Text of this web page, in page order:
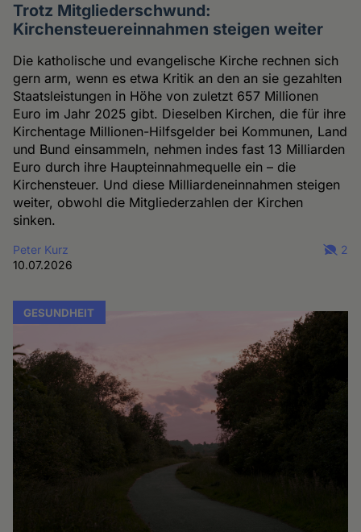
Trotz Mitgliederschwund:
Kirchensteuereinnahmen steigen weiter
Die katholische und evangelische Kirche rechnen sich
gern arm, wenn es etwa Kritik an den an sie gezahlten
Staatsleistungen in Höhe von zuletzt 657 Millionen
Euro im Jahr 2025 gibt. Dieselben Kirchen, die für ihre
Kirchentage Millionen-Hilfsgelder bei Kommunen, Land
und Bund einsammeln, nehmen indes fast 13 Milliarden
Euro durch ihre Haupteinnahmequelle ein – die
Kirchensteuer. Und diese Milliardeneinnahmen steigen
weiter, obwohl die Mitgliederzahlen der Kirchen
sinken.
Peter Kurz
10.07.2026
2
GESUNDHEIT